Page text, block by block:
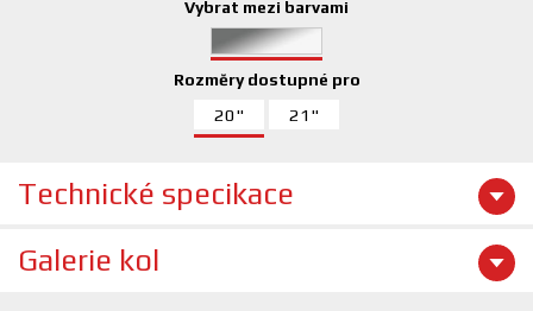
Vybrat mezi barvami
Rozměry dostupné pro
20" 21"
Technické specikace
Galerie kol